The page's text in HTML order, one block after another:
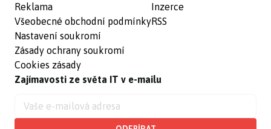
Reklama
Všeobecné obchodní podmínky
Nastavení soukromí
Zásady ochrany soukromí
Cookies zásady
Inzerce
RSS
Zajímavosti ze světa IT v e-mailu